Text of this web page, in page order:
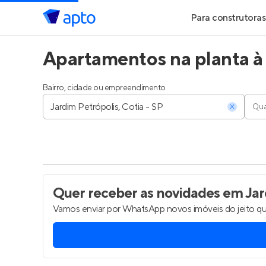
Para construtoras
Geração de
Geração de
Anunciar
Apartamentos na planta
Bairro, cidade ou empreendimento
Quer receber as novidadesem
Vamos enviar por WhatsApp novos imóveis do jeito